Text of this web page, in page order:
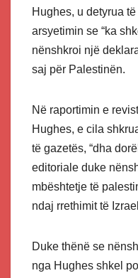
Hughes, u detyrua
arsyetimin se “ka
nënshkroi një
saj për Palestinën.
Në raportimin e
Hughes, e cila
të gazetës, “dha
editoriale duke
mbështetje të
ndaj rrethimit të
Duke thënë se
nga Hughes shkel